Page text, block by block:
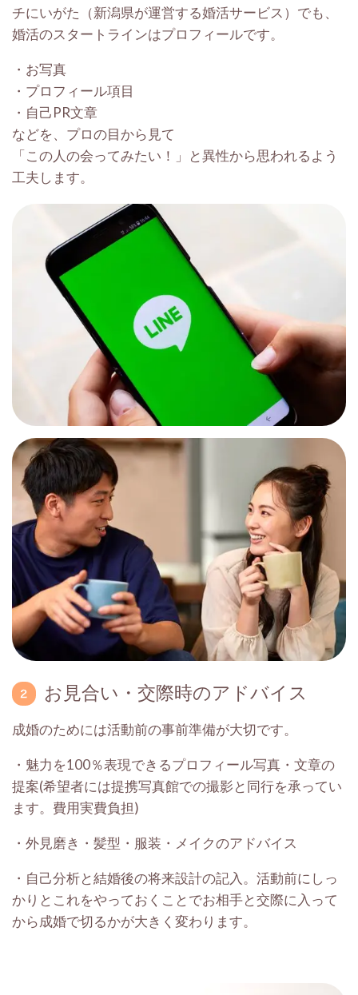
チにいがた（新潟県が運営する婚活サービス）でも、
婚活のスタートラインはプロフィールです。
・お写真
・プロフィール項目
・自己PR文章
などを、プロの目から見て
「この人の会ってみたい！」と異性から思われるよう
工夫します。
お見合い・交際時のアドバイス
成婚のためには活動前の事前準備が大切です。
・魅力を100％表現できるプロフィール写真・文章の
提案(希望者には提携写真館での撮影と同行を承ってい
ます。費用実費負担)
・外見磨き・髪型・服装・メイクのアドバイス
・自己分析と結婚後の将来設計の記入。活動前にしっ
かりとこれをやっておくことでお相手と交際に入って
から成婚で切るかが大きく変わります。